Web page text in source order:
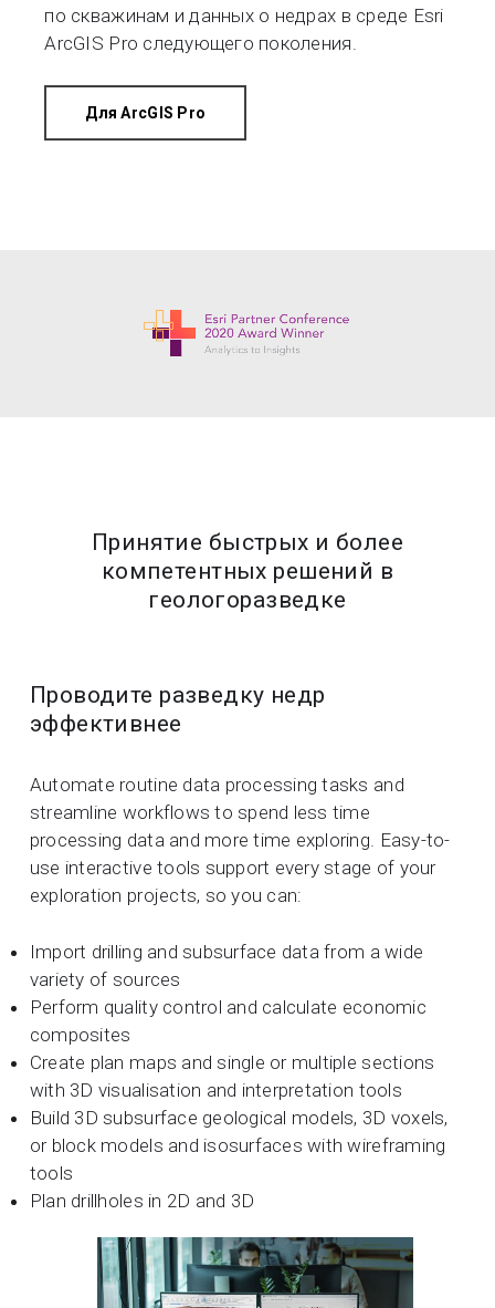
по скважинам и данных о недрах в среде Esri
ArcGIS Pro следующего поколения
Для ArcGIS Pro
Принятие быстрых и более
компетентных решений в
геологоразведке
Проводите разведку недр
эффективнее
Automate routine data processing tasks and
streamline workflows to spend less time
processing data and more time exploring. Easy-to-
use interactive tools support every stage of your
exploration projects, so you can:
Import drilling and subsurface data from a wide
variety of sources
Perform quality control and calculate economic
composites
Create plan maps and single or multiple sections
with 3D visualisation and interpretation tools
Build 3D subsurface geological models, 3D voxels,
or block models and isosurfaces with wireframing
tools
Plan drillholes in 2D and 3D